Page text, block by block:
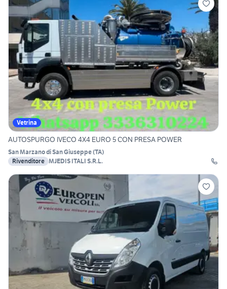
Vetrina
AUTOSPURGO IVECO 4X4 EURO 5 CON PRESA POWER
San Marzano di San Giuseppe(TA)
Rivenditore MJEDIS ITALI S.R.L.